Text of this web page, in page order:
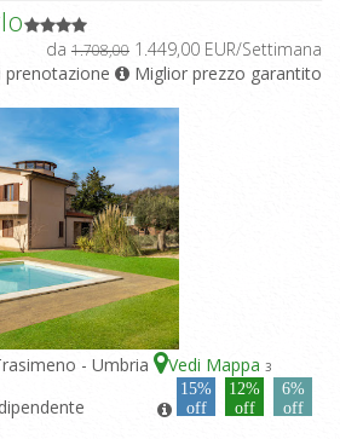
da 1.708,00 1.449,00 EUR/Settimana
prenotazione
Miglior prezzo garantito
- Umbria Vedi Mappa 3
15%
off
12%
off
6%
off